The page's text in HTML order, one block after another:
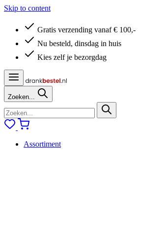
Skip to content
Gratis verzending vanaf € 100,-
Nu besteld, dinsdag in huis
Kies zelf je bezorgdag
Zoeken...
Assortiment